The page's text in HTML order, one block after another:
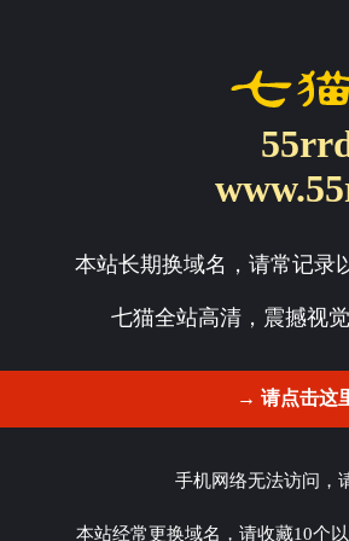
本站长期换域名，请常记录
七猫全站高清，震撼视
→ 请点击这
手机网络无法访问，
本站经常更换域名，请收藏10个